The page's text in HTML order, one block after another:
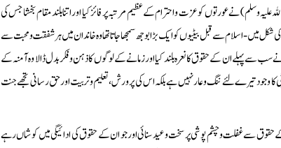
وسلم) نے عورتوں کو عزت واحترام کے عظیم مرتبہ پر فائز کیا اور اتنا بلند مقام بخشا جس کی
شکل میں - اسلام سے قبل بیٹیوں کو ایک بڑا بوجھ سمجھا جاتا تھا وہ خاندان میں ہر شفقت ومحبت سے
سے پہلے ان کے حقوق کا نعرہ بلند کیا اور زمانے کے لوگوں کا ذہن وفکر بدل ڈالا وہ آمنہ کے
وجود تیرے لئے ننگ وعار نہیں ہے بلکہ اس کی پرورش، تعلیم وتربیت اور حق رسانی تجھے جنت
سے غفلت وچشم پوشی پر سخت وعید سنائی اور جو ان کے حقوق کی ادائیگی میں کوشاں رہے